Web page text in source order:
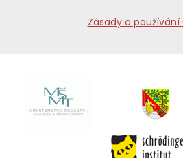
Zásady o používání